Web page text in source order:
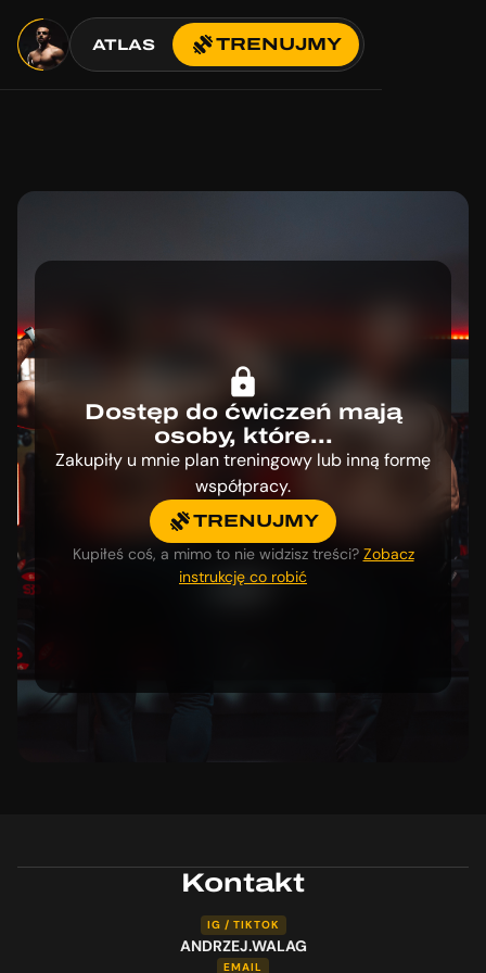
ATLAS TRENUJMY
Dostęp do ćwiczeń mają
osoby, które...
Zakupiły u mnie plan treningowy lub inną formę
współpracy.
TRENUJMY
Kupiłeś coś, a mimo to nie widzisz treści? Zobacz
instrukcję co robić
Kontakt
IG / TIKTOK
ANDRZEJ.WALAG
EMAIL